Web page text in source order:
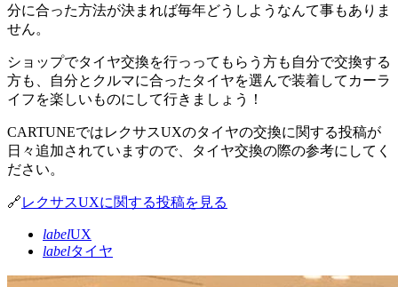
分に合った方法が決まれば毎年どうしようなんて事もありま
せん。
ショップでタイヤ交換を行っってもらう方も自分で交換する
方も、自分とクルマに合ったタイヤを選んで装着してカーラ
イフを楽しいものにして行きましょう！
CARTUNEではレクサスUXのタイヤの交換に関する投稿が
日々追加されていますので、タイヤ交換の際の参考にしてく
ださい。
🔗レクサスUXに関する投稿を見る
labelUX
labelタイヤ